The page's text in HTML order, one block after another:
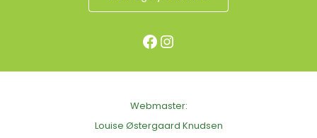
Facebook Instagram
Webmaster:
Louise Østergaard Knudsen